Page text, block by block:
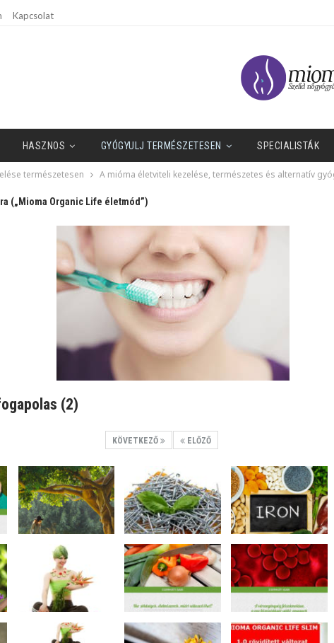
Kapcsolat
HASZNOS GYÓGYULJ TERMÉSZETESEN SPECIALISTÁK
természetesen A mióma életviteli kezelése, természetes és alternatív
(„Mioma Organic Life életmód”)
(2)
KÖVETKEZŐ ELŐZŐ